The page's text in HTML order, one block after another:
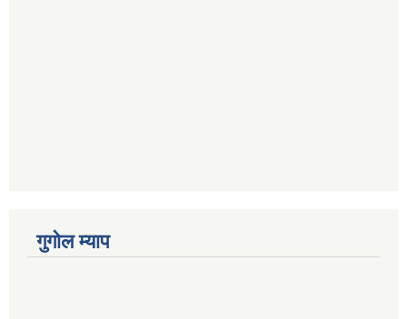
गुगोल म्याप